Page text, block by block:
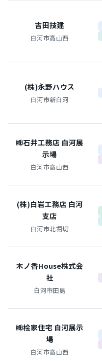
吉田技建
白河市高山西
(株)永野ハウス
白河市新白河
㈱石井工務店 白河展
示場
白河市高山西
(株)白岩工務店 白河
支店
白河市北堀切
木ノ香House株式会
社
白河市田島
㈱桧家住宅 白河展示
場
白河市高山西